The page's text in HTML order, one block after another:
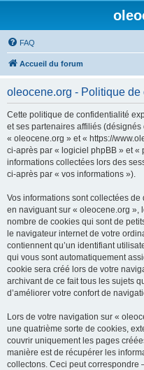
FAQ
Accueil du forum
oleocene.org - Politique
Cette politique de confidentialité
et ses partenaires affiliés
« oleocene.org » et « https://
ci-après par « logiciel phpBB » et «
informations collectées lors des
ci-après par « vos informations »).
Vos informations sont collectées
en naviguant sur « oleocene.org »,
nombre de cookies qui sont de
le navigateur internet de votre
contiennent qu’un identifiant
qui vous sont automatiquement
cookie sera créé lors de votre
archivant de ce fait tous les sujets
d’améliorer votre confort de
Lors de votre navigation sur «
une quatrième sorte de cookies,
couvrir uniquement les pages
manière est de récupérer les
collectons. Ceci peut